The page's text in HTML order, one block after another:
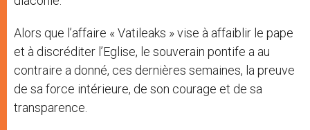
Alors que l’affaire « Vatileaks » vise à affaiblir le pape
et à discréditer l’Eglise, le souverain pontife a au
contraire a donné, ces dernières semaines, la preuve
de sa force intérieure, de son courage et de sa
transparence.